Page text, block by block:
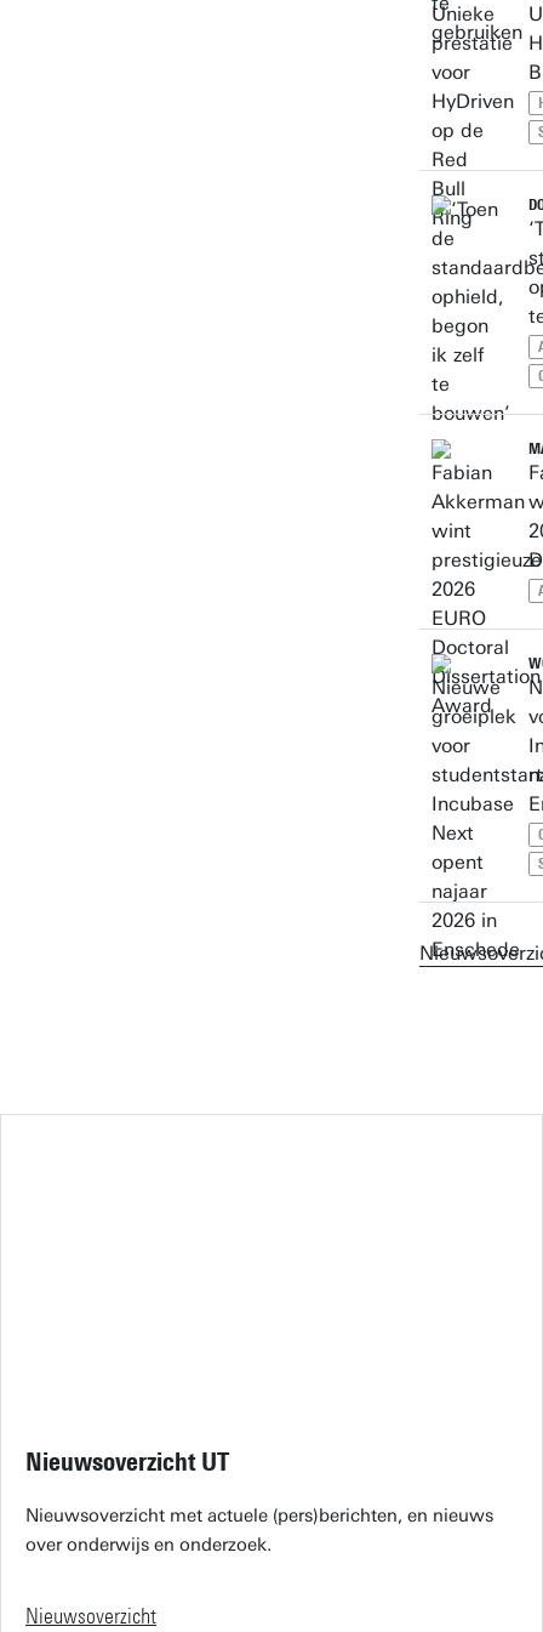
Nieuwsoverzicht UT
Nieuwsoverzicht met actuele (pers)berichten, en nieuws
over onderwijs en onderzoek.
Nieuwsoverzicht